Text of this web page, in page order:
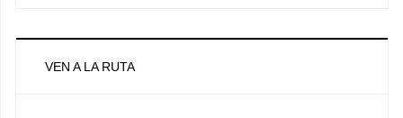
VEN A LA RUTA